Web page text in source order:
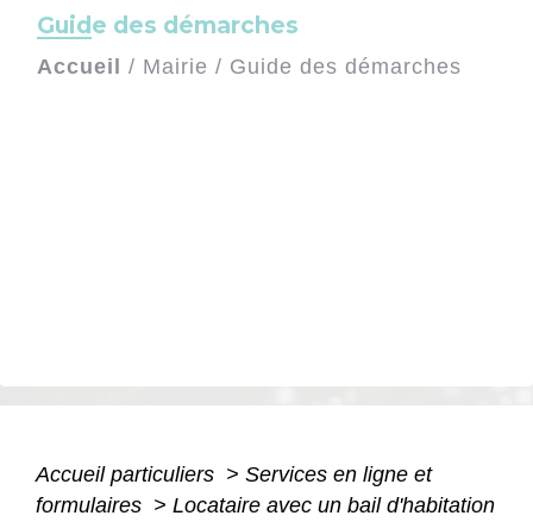
Guide des démarches
Accueil / Mairie / Guide des démarches
Accueil particuliers > Services en ligne et
formulaires > Locataire avec un bail d'habitation